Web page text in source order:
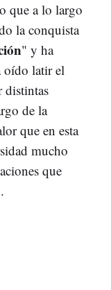
que a lo largo
la conquista
" y ha
oído latir el
distintas
de la
que en esta
mucho
que